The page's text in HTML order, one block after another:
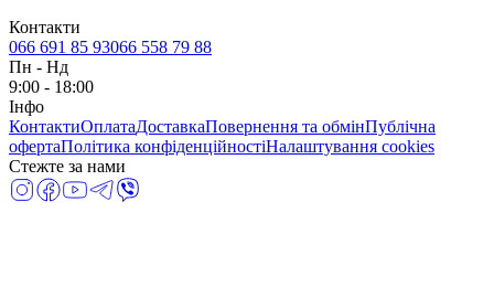
Контакти
066 691 85 93066 558 79 88
Пн - Нд
9:00 - 18:00
Інфо
КонтактиОплатаДоставкаПовернення та обмінПублічна
офертаПолітика конфіденційностіНалаштування cookies
Стежте за нами